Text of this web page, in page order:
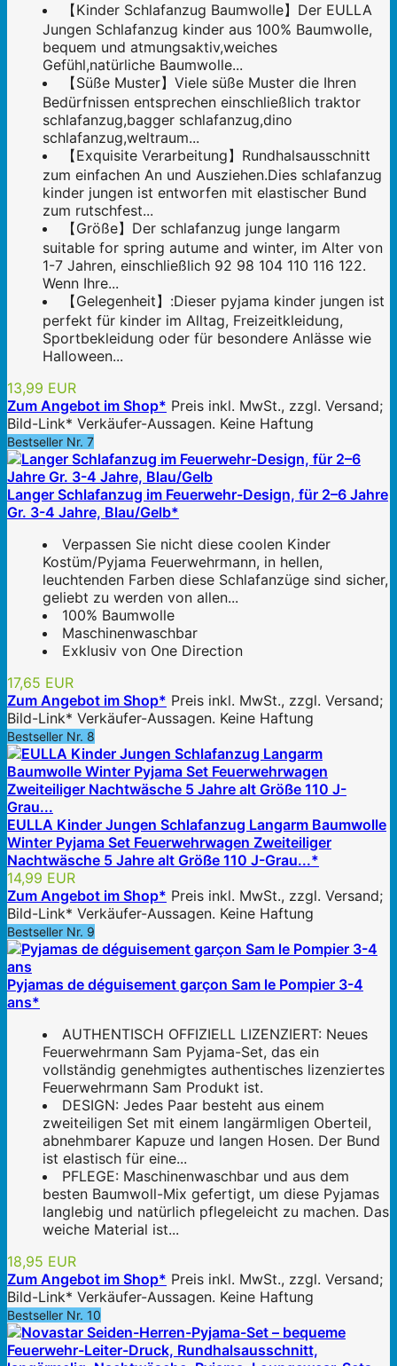
【Kinder Schlafanzug Baumwolle】Der EULLA
Jungen Schlafanzug kinder aus 100% Baumwolle,
bequem und atmungsaktiv,weiches
Gefühl,natürliche Baumwolle...
【Süße Muster】Viele süße Muster die Ihren
Bedürfnissen entsprechen einschließlich traktor
schlafanzug,bagger schlafanzug,dino
schlafanzug,weltraum...
【Exquisite Verarbeitung】Rundhalsausschnitt
zum einfachen An und Ausziehen.Dies schlafanzug
kinder jungen ist entworfen mit elastischer Bund
zum rutschfest...
【Größe】Der schlafanzug junge langarm
suitable for spring autume and winter, im Alter von
1-7 Jahren, einschließlich 92 98 104 110 116 122.
Wenn Ihre...
【Gelegenheit】:Dieser pyjama kinder jungen ist
perfekt für kinder im Alltag, Freizeitkleidung,
Sportbekleidung oder für besondere Anlässe wie
Halloween...
13,99 EUR
Zum Angebot im Shop* Preis inkl. MwSt., zzgl. Versand;
Bild-Link* Verkäufer-Aussagen. Keine Haftung
Bestseller Nr. 7
Langer Schlafanzug im Feuerwehr-Design, für 2–6 Jahre
Gr. 3-4 Jahre, Blau/Gelb*
Verpassen Sie nicht diese coolen Kinder
Kostüm/Pyjama Feuerwehrmann, in hellen,
leuchtenden Farben diese Schlafanzüge sind sicher,
geliebt zu werden von allen...
100% Baumwolle
Maschinenwaschbar
Exklusiv von One Direction
17,65 EUR
Zum Angebot im Shop* Preis inkl. MwSt., zzgl. Versand;
Bild-Link* Verkäufer-Aussagen. Keine Haftung
Bestseller Nr. 8
EULLA Kinder Jungen Schlafanzug Langarm Baumwolle
Winter Pyjama Set Feuerwehrwagen Zweiteiliger
Nachtwäsche 5 Jahre alt Größe 110 J-Grau...*
14,99 EUR
Zum Angebot im Shop* Preis inkl. MwSt., zzgl. Versand;
Bild-Link* Verkäufer-Aussagen. Keine Haftung
Bestseller Nr. 9
Pyjamas de déguisement garçon Sam le Pompier 3-4
ans*
AUTHENTISCH OFFIZIELL LIZENZIERT: Neues
Feuerwehrmann Sam Pyjama-Set, das ein
vollständig genehmigtes authentisches lizenziertes
Feuerwehrmann Sam Produkt ist.
DESIGN: Jedes Paar besteht aus einem
zweiteiligen Set mit einem langärmligen Oberteil,
abnehmbarer Kapuze und langen Hosen. Der Bund
ist elastisch für eine...
PFLEGE: Maschinenwaschbar und aus dem
besten Baumwoll-Mix gefertigt, um diese Pyjamas
langlebig und natürlich pflegeleicht zu machen. Das
weiche Material ist...
18,95 EUR
Zum Angebot im Shop* Preis inkl. MwSt., zzgl. Versand;
Bild-Link* Verkäufer-Aussagen. Keine Haftung
Bestseller Nr. 10